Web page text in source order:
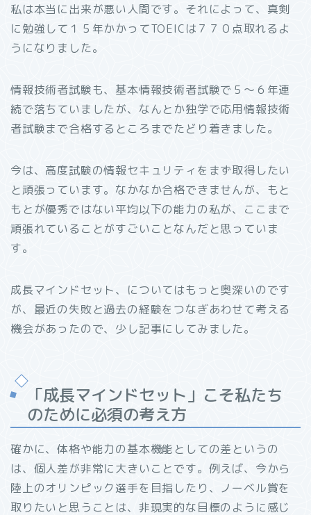
私は本当に出来が悪い人間です。それによって、真剣
に勉強して１５年かかってTOEICは７７０点取れるよ
うになりました。
情報技術者試験も、基本情報技術者試験で５〜６年連
続で落ちていましたが、なんとか独学で応用情報技術
者試験まで合格するところまでたどり着きました。
今は、高度試験の情報セキュリティをまず取得したい
と頑張っています。なかなか合格できませんが、もと
もとが優秀ではない平均以下の能力の私が、ここまで
頑張れていることがすごいことなんだと思っていま
す。
成長マインドセット、についてはもっと奥深いのです
が、最近の失敗と過去の経験をつなぎあわせて考える
機会があったので、少し記事にしてみました。
「成長マインドセット」こそ私たち
のために必須の考え方
確かに、体格や能力の基本機能としての差というの
は、個人差が非常に大きいことです。例えば、今から
陸上のオリンピック選手を目指したり、ノーベル賞を
取りたいと思うことは、非現実的な目標のように感じ